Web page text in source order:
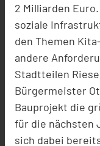
2 Milliarden
soziale
den Themen
andere
Stadtteilen
Bürgermeister
Bauprojekt die
für die nächsten
sich dabei